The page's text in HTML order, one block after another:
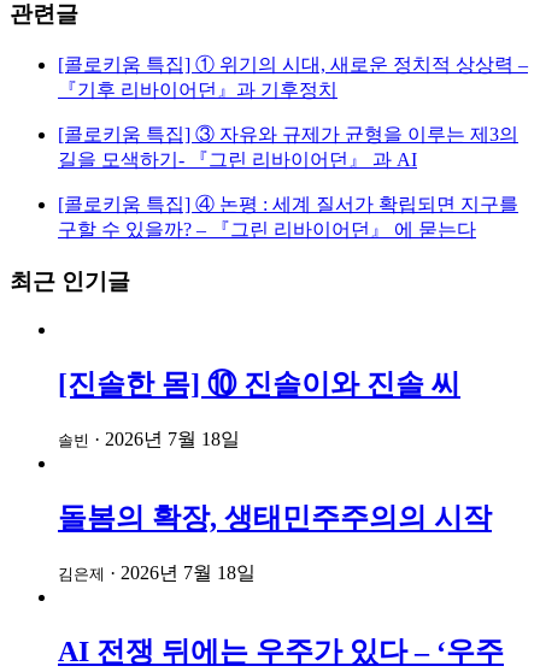
관련글
[콜로키움 특집] ① 위기의 시대, 새로운 정치적 상상력 –
『기후 리바이어던』과 기후정치
[콜로키움 특집] ③ 자유와 규제가 균형을 이루는 제3의
길을 모색하기- 『그린 리바이어던』 과 AI
[콜로키움 특집] ④ 논평 : 세계 질서가 확립되면 지구를
구할 수 있을까? – 『그린 리바이어던』 에 묻는다
최근 인기글
[진솔한 몸] ⑩ 진솔이와 진솔 씨
솔빈 · 2026년 7월 18일
돌봄의 확장, 생태민주주의의 시작
김은제 · 2026년 7월 18일
AI 전쟁 뒤에는 우주가 있다 – ‘우주